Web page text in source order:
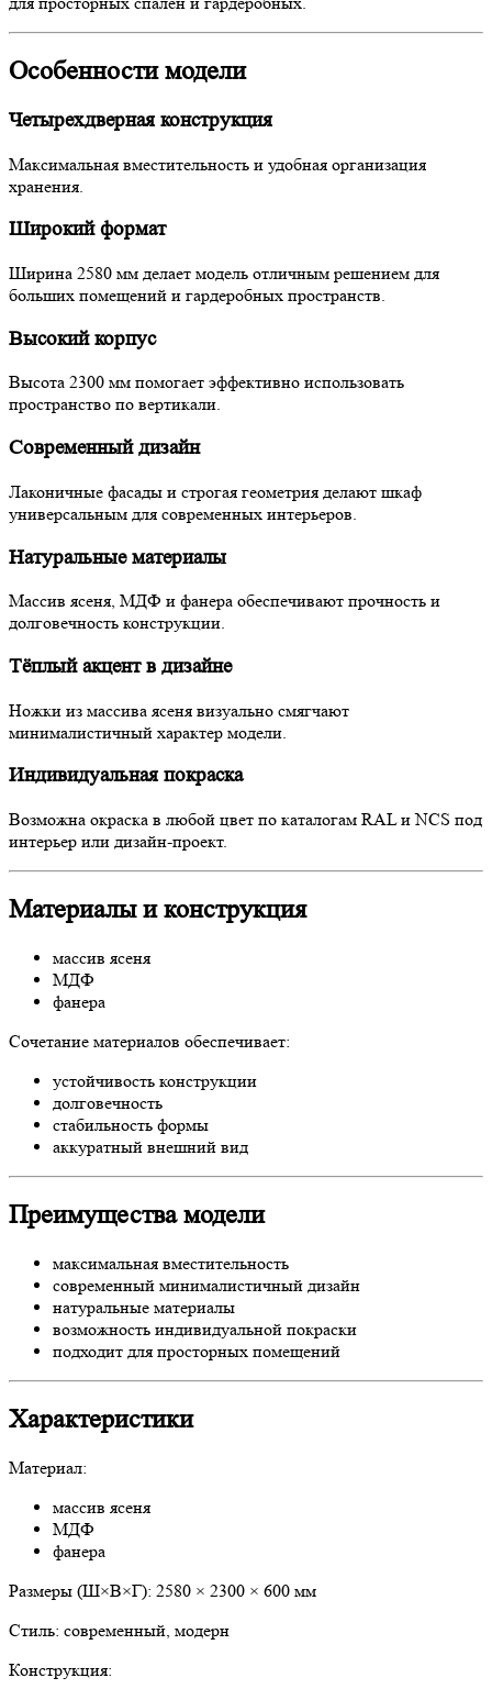
Особенности модели
Четырехдверная конструкция
Максимальная вместительность и удобная организация
хранения.
Широкий формат
Ширина 2580 мм делает модель отличным решением для
больших помещений и гардеробных пространств.
Высокий корпус
Высота 2300 мм помогает эффективно использовать
пространство по вертикали.
Современный дизайн
Лаконичные фасады и строгая геометрия делают шкаф
универсальным для современных интерьеров.
Натуральные материалы
Массив ясеня, МДФ и фанера обеспечивают прочность и
долговечность конструкции.
Тёплый акцент в дизайне
Ножки из массива ясеня визуально смягчают
минималистичный характер модели.
Индивидуальная покраска
Возможна окраска в любой цвет по каталогам RAL и NCS под
интерьер или дизайн-проект.
Материалы и конструкция
массив ясеня
МДФ
фанера
Сочетание материалов обеспечивает:
устойчивость конструкции
долговечность
стабильность формы
аккуратный внешний вид
Преимущества модели
максимальная вместительность
современный минималистичный дизайн
натуральные материалы
возможность индивидуальной покраски
подходит для просторных помещений
Характеристики
Материал:
массив ясеня
МДФ
фанера
Размеры (Ш×В×Г): 2580 × 2300 × 600 мм
Стиль: современный, модерн
Конструкция: